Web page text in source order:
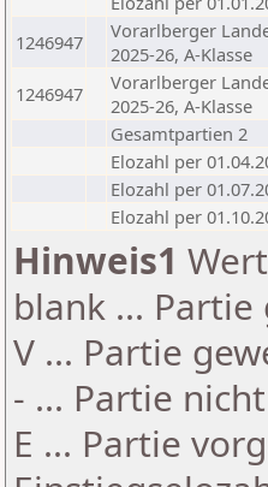
1246947
Vorarlberger
2025-26, A-Klasse
1246947
Vorarlberger
2025-26, A-Klasse
Gesamtpartien 2
Elozahl per
Elozahl per
Elozahl per
Hinweis1
blank ...
V ... Partie
- ... Partie
E ... Partie